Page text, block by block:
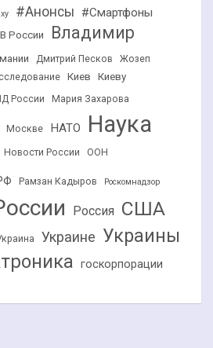
#Анонсы #Смартфоны
В России
Владимир
Дмитрий Песков
Жозеп
Киев Киеву
России Мария Захарова
Москве НАТО Наука
Новости России ООН
Рамзан Кадыров Роскомнадзор
Россия США
Украине Украины
госкорпорации